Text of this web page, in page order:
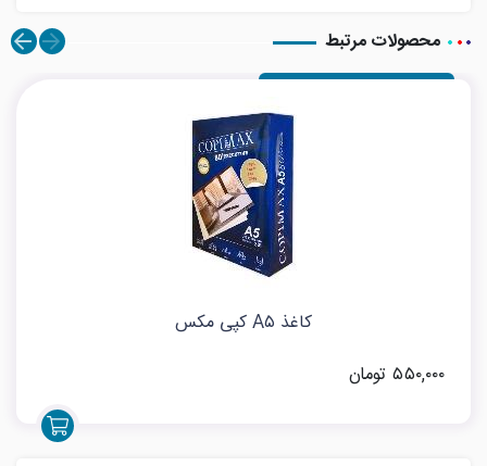
محصولات مرتبط
کاغذ A۵ کپی مکس
۵۵۰,۰۰۰ تومان